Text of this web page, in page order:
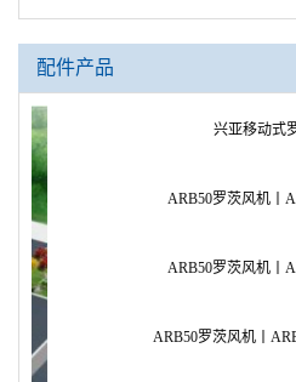
配件产品
兴亚移动式罗
ARB50罗茨风机丨
ARB50罗茨风机丨
ARB50罗茨风机丨